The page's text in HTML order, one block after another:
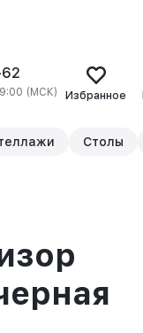
(МСК) Избранное
Столы